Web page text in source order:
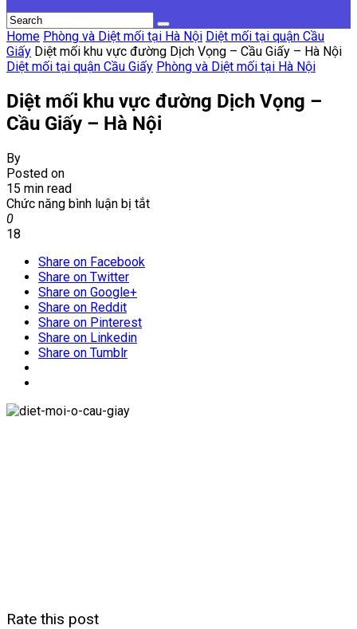
Home Phòng và Diệt mối tại Hà Nội Diệt mối tại quận Cầu
Giấy Diệt mối khu vực đường Dịch Vọng – Cầu Giấy – Hà Nội
Diệt mối tại quận Cầu Giấy Phòng và Diệt mối tại Hà Nội
Diệt mối khu vực đường Dịch Vọng –
Cầu Giấy – Hà Nội
By
Posted on
15 min read
Chức năng bình luận bị tắtở
0
18
Share on Facebook
Share on Twitter
Share on Google+
Share on Reddit
Share on Pinterest
Share on Linkedin
Share on Tumblr
Rate this post